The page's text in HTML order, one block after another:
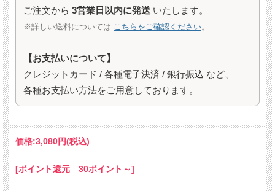
ご注文から 3営業日以内に発送 いたします。
※詳しい送料については こちらをご確認ください。
【お支払いについて】
クレジットカード / 各種電子決済 / 銀行振込 など、
各種お支払い方法をご用意しております。
価格:3,080円(税込)
[ポイント還元 30ポイント～]